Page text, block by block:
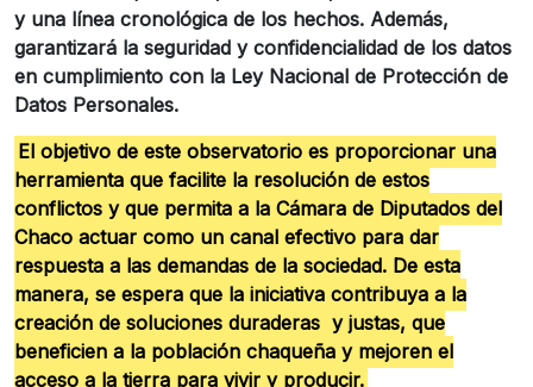
y una línea cronológica de los hechos. Además,
garantizará la seguridad y confidencialidad de los datos
en cumplimiento con la Ley Nacional de Protección de
Datos Personales.
El objetivo de este observatorio es proporcionar una
herramienta que facilite la resolución de estos
conflictos y que permita a la Cámara de Diputados del
Chaco actuar como un canal efectivo para dar
respuesta a las demandas de la sociedad. De esta
manera, se espera que la iniciativa contribuya a la
creación de soluciones duraderas y justas, que
beneficien a la población chaqueña y mejoren el
acceso a la tierra para vivir y producir.